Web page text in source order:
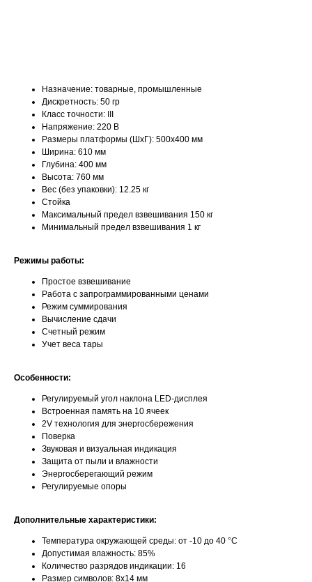
Назначение: товарные, промышленные
Дискретность: 50 гр
Класс точности: III
Напряжение: 220 В
Размеры платформы (ШxГ): 500х400 мм
Ширина: 610 мм
Глубина: 400 мм
Высота: 760 мм
Вес (без упаковки): 12.25 кг
Стойка
Максимальный предел взвешивания 150 кг
Минимальный предел взвешивания 1 кг
Режимы работы:
Простое взвешивание
Работа с запрограммированными ценами
Режим суммирования
Вычисление сдачи
Счетный режим
Учет веса тары
Особенности:
Регулируемый угол наклона LED-дисплея
Встроенная память на 10 ячеек
2V технология для энергосбережения
Поверка
Звуковая и визуальная индикация
Защита от пыли и влажности
Энергосберегающий режим
Регулируемые опоры
Дополнительные характеристики:
Температура окружающей среды: от -10 до 40 °С
Допустимая влажность: 85%
Количество разрядов индикации: 16
Размер символов: 8х14 мм